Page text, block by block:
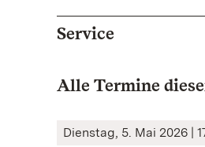
Service
Alle Termine
Dienstag, 5. Mai 2026 |